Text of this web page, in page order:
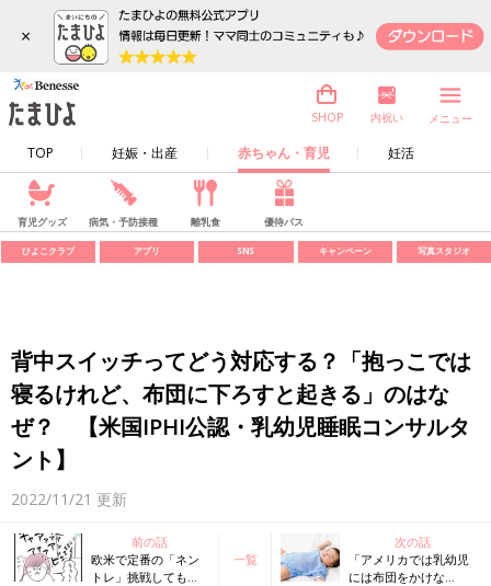
×
TOP 妊娠・出産 赤ちゃん・育児 妊活
SHOP 内祝い メニュー
育児グッズ 病気・予防接種 離乳食 優待パス
ひよこクラブ アプリ SNS キャンペーン 写真スタジオ
背中スイッチってどう対応する？「抱っこでは
寝るけれど、布団に下ろすと起きる」のはな
ぜ？ 【米国IPHI公認・乳幼児睡眠コンサルタ
ント】
2022/11/21 更新
前の話
欧米で定番の「ネン
トレ」挑戦してもい
一覧
次の話
「アメリカでは乳幼児
には布団をかけな